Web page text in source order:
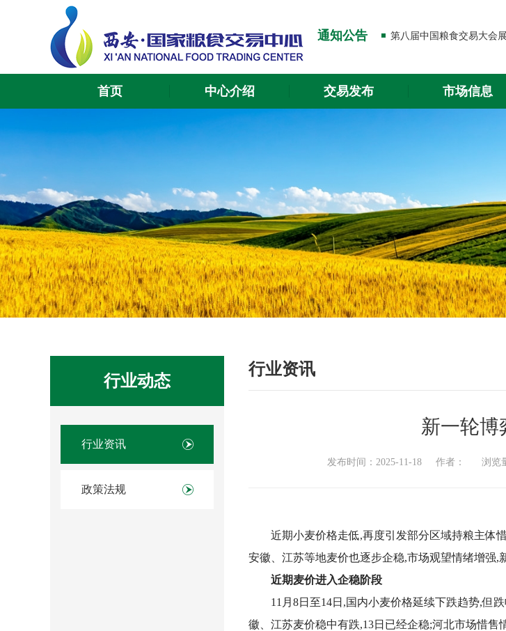
通知公告
关于出入金功能升级的通知
首页 中心介绍 交易发布 市场信息
行业动态
行业资讯
政策法规
行业资讯
新一轮博
发布时间：2025-11-18 作者： 浏
近期小麦价格走低,再度引发部分区域持粮主体
安徽、江苏等地麦价也逐步企稳,市场观望情绪增强,
近期麦价进入企稳阶段
11月8日至14日,国内小麦价格延续下跌趋势,但
徽、江苏麦价稳中有跌,13日已经企稳;河北市场惜售